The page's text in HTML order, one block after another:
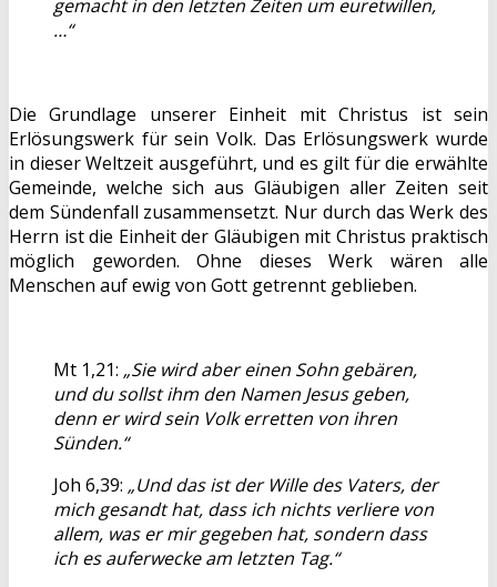
gemacht in den letzten Zeiten um euretwillen,
…“
Die Grundlage unserer Einheit mit Christus ist sein
Erlösungswerk für sein Volk. Das Erlösungswerk wurde
in dieser Weltzeit ausgeführt, und es gilt für die erwählte
Gemeinde, welche sich aus Gläubigen aller Zeiten seit
dem Sündenfall zusammensetzt. Nur durch das Werk des
Herrn ist die Einheit der Gläubigen mit Christus praktisch
möglich geworden. Ohne dieses Werk wären alle
Menschen auf ewig von Gott getrennt geblieben.
Mt 1,21: „Sie wird aber einen Sohn gebären,
und du sollst ihm den Namen Jesus geben,
denn er wird sein Volk erretten von ihren
Sünden.“
Joh 6,39: „Und das ist der Wille des Vaters, der
mich gesandt hat, dass ich nichts verliere von
allem, was er mir gegeben hat, sondern dass
ich es auferwecke am letzten Tag.“